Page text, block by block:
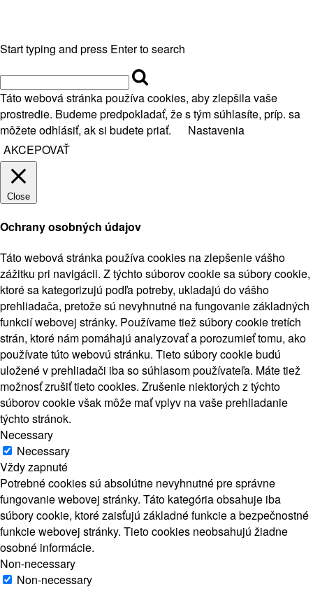
Start typing and press Enter to search
Táto webová stránka používa cookies, aby zlepšila vaše
prostredie. Budeme predpokladať, že s tým súhlasíte, príp. sa
môžete odhlásiť, ak si budete priať.
Nastavenia
AKCEPOVAŤ
Close
Ochrany osobných údajov
Táto webová stránka používa cookies na zlepšenie vášho
zážitku pri navigácii. Z týchto súborov cookie sa súbory cookie,
ktoré sa kategorizujú podľa potreby, ukladajú do vášho
prehliadača, pretože sú nevyhnutné na fungovanie základných
funkcií webovej stránky. Používame tiež súbory cookie tretích
strán, ktoré nám pomáhajú analyzovať a porozumieť tomu, ako
používate túto webovú stránku. Tieto súbory cookie budú
uložené v prehliadači iba so súhlasom používateľa. Máte tiež
možnosť zrušiť tieto cookies. Zrušenie niektorých z týchto
súborov cookie však môže mať vplyv na vaše prehliadanie
týchto stránok.
Necessary
Necessary
Vždy zapnuté
Potrebné cookies sú absolútne nevyhnutné pre správne
fungovanie webovej stránky. Táto kategória obsahuje iba
súbory cookie, ktoré zaisťujú základné funkcie a bezpečnostné
funkcie webovej stránky. Tieto cookies neobsahujú žiadne
osobné informácie.
Non-necessary
Non-necessary